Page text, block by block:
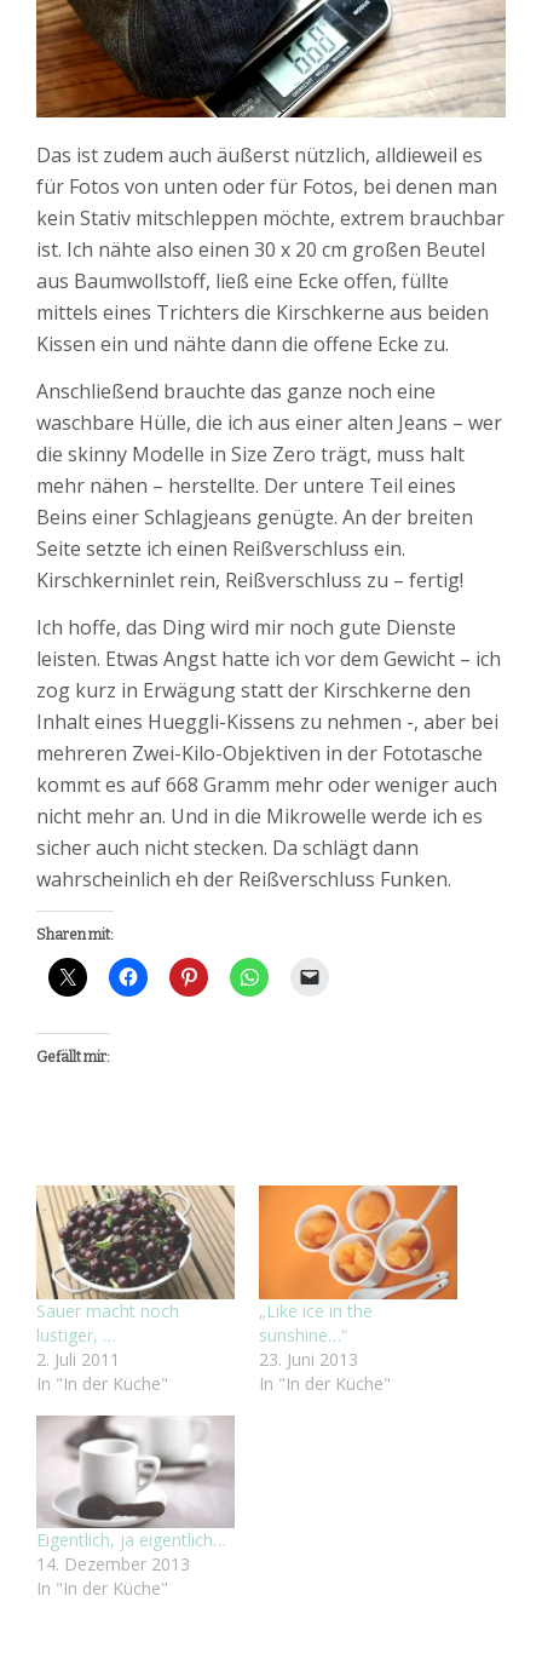
Das ist zudem auch äußerst nützlich, alldieweil es
für Fotos von unten oder für Fotos, bei denen man
kein Stativ mitschleppen möchte, extrem brauchbar
ist. Ich nähte also einen 30 x 20 cm großen Beutel
aus Baumwollstoff, ließ eine Ecke offen, füllte
mittels eines Trichters die Kirschkerne aus beiden
Kissen ein und nähte dann die offene Ecke zu.
Anschließend brauchte das ganze noch eine
waschbare Hülle, die ich aus einer alten Jeans – wer
die skinny Modelle in Size Zero trägt, muss halt
mehr nähen – herstellte. Der untere Teil eines
Beins einer Schlagjeans genügte. An der breiten
Seite setzte ich einen Reißverschluss ein.
Kirschkerninlet rein, Reißverschluss zu – fertig!
Ich hoffe, das Ding wird mir noch gute Dienste
leisten. Etwas Angst hatte ich vor dem Gewicht – ich
zog kurz in Erwägung statt der Kirschkerne den
Inhalt eines Hueggli-Kissens zu nehmen -, aber bei
mehreren Zwei-Kilo-Objektiven in der Fototasche
kommt es auf 668 Gramm mehr oder weniger auch
nicht mehr an. Und in die Mikrowelle werde ich es
sicher auch nicht stecken. Da schlägt dann
wahrscheinlich eh der Reißverschluss Funken.
Sharen mit:
Gefällt mir:
Sauer macht noch
lustiger, …
2. Juli 2011
In "In der Küche"
„Like ice in the
sunshine…“
23. Juni 2013
In "In der Küche"
Eigentlich, ja eigentlich…
14. Dezember 2013
In "In der Küche"